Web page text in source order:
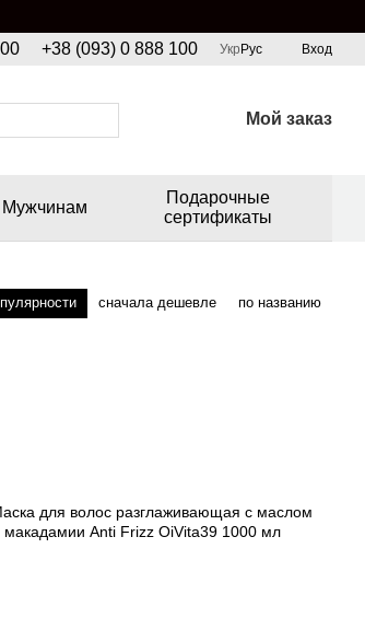
+38 (093) 0 888 100 Укр Рус Вход
Мой заказ
Мужчинам
Подарочные
сертификаты
сначала дешевле по названию